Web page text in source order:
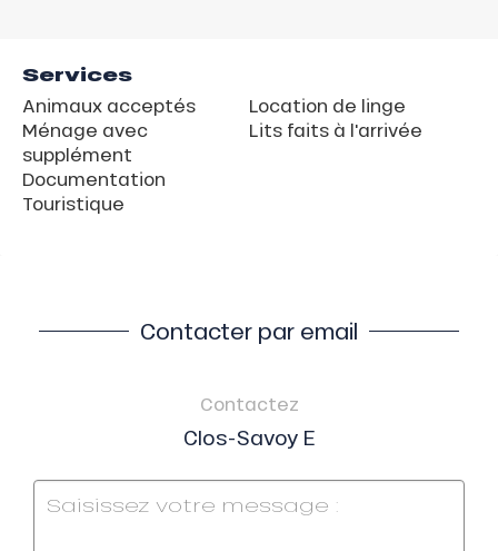
Services
Animaux acceptés
Ménage avec
supplément
Documentation
Touristique
Location de linge
Lits faits à l'arrivée
Contacter par email
Contactez
Clos-Savoy E